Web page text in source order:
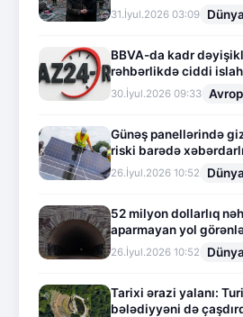
31.İyul.2026 03:09 Dünya
BBVA-da kadr
rəhbərlikdə ciddi
30.İyul.2026 09:33
Günəş panellərində
riski barədə
26.İyul.2026 10:52 Dünya
52 milyon dollarlıq
aparmayan yol
26.İyul.2026 10:52 Dünya
Tarixi ərazi yalanı:
bələdiyyəni də